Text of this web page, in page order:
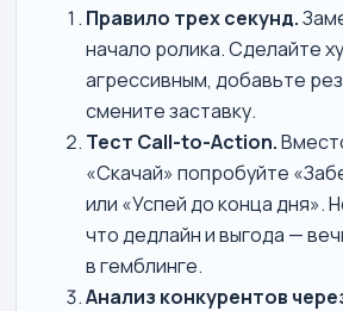
Правило трех секунд.
начало ролика. Сделайте
агрессивным, добавьте
смените заставку.
Тест Call-to-Action.
«Скачай» попробуйте
или «Успей до конца дня».
что дедлайн и выгода —
в гемблинге.
Анализ конкурентов